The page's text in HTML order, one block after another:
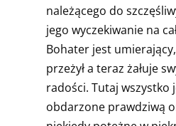
należącego do
jego wyczekiwanie na
Bohater jest
przeżył a teraz żałuje
radości. Tutaj wszystko
obdarzone prawdziwą